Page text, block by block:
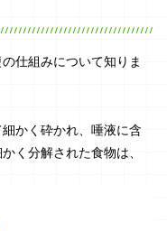
仕組みについて知りま
かく砕かれ、唾液に含
く分解された食物は、